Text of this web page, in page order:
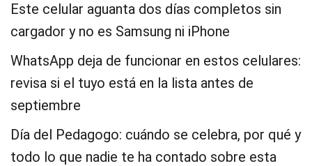
Este celular aguanta dos días completos sin
cargador y no es Samsung ni iPhone
WhatsApp deja de funcionar en estos celulares:
revisa si el tuyo está en la lista antes de
septiembre
Día del Pedagogo: cuándo se celebra, por qué y
todo lo que nadie te ha contado sobre esta